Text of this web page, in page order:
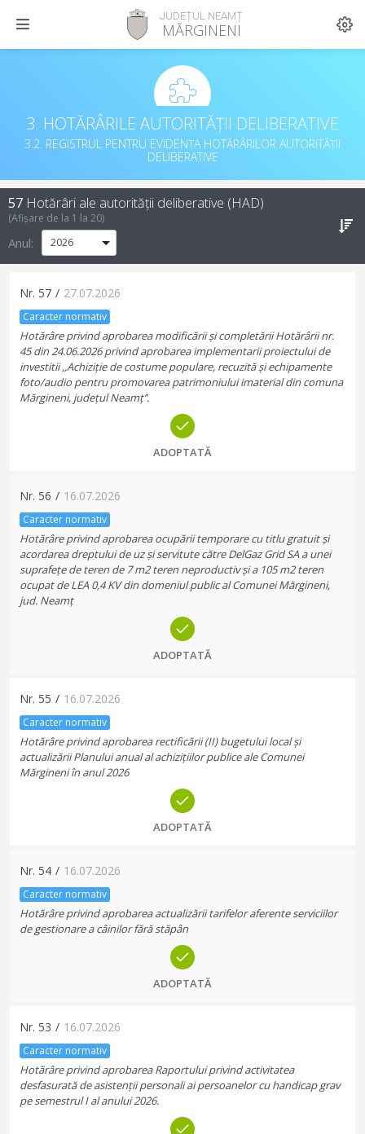
JUDEȚUL NEAMȚ
MĂRGINENI
3. HOTĂRÂRILE AUTORITĂȚII DELIBERATIVE
3.2. REGISTRUL PENTRU EVIDENȚA HOTĂRÂRILOR AUTORITĂȚII
DELIBERATIVE
57 Hotărâri ale autorității deliberative (HAD)
(Afișare de la 1 la 20)
Anul:
Nr. 57 / 27.07.2026
Caracter normativ
Hotărâre privind aprobarea modificării și completării Hotărârii nr.
45 din 24.06.2026 privind aprobarea implementarii proiectului de
investitii ,,Achiziție de costume populare, recuzită și echipamente
foto/audio pentru promovarea patrimoniului imaterial din comuna
Mărgineni, județul Neamț’’.
ADOPTATĂ
Nr. 56 / 16.07.2026
Caracter normativ
Hotărâre privind aprobarea ocupării temporare cu titlu gratuit și
acordarea dreptului de uz și servitute către DelGaz Grid SA a unei
suprafețe de teren de 7 m2 teren neproductiv și a 105 m2 teren
ocupat de LEA 0,4 KV din domeniul public al Comunei Mărgineni,
jud. Neamț
ADOPTATĂ
Nr. 55 / 16.07.2026
Caracter normativ
Hotărâre privind aprobarea rectificării (II) bugetului local și
actualizării Planului anual al achizițiilor publice ale Comunei
Mărgineni în anul 2026
ADOPTATĂ
Nr. 54 / 16.07.2026
Caracter normativ
Hotărâre privind aprobarea actualizării tarifelor aferente serviciilor
de gestionare a câinilor fără stăpân
ADOPTATĂ
Nr. 53 / 16.07.2026
Caracter normativ
Hotărâre privind aprobarea Raportului privind activitatea
desfasurată de asistenții personali ai persoanelor cu handicap grav
pe semestrul I al anului 2026.